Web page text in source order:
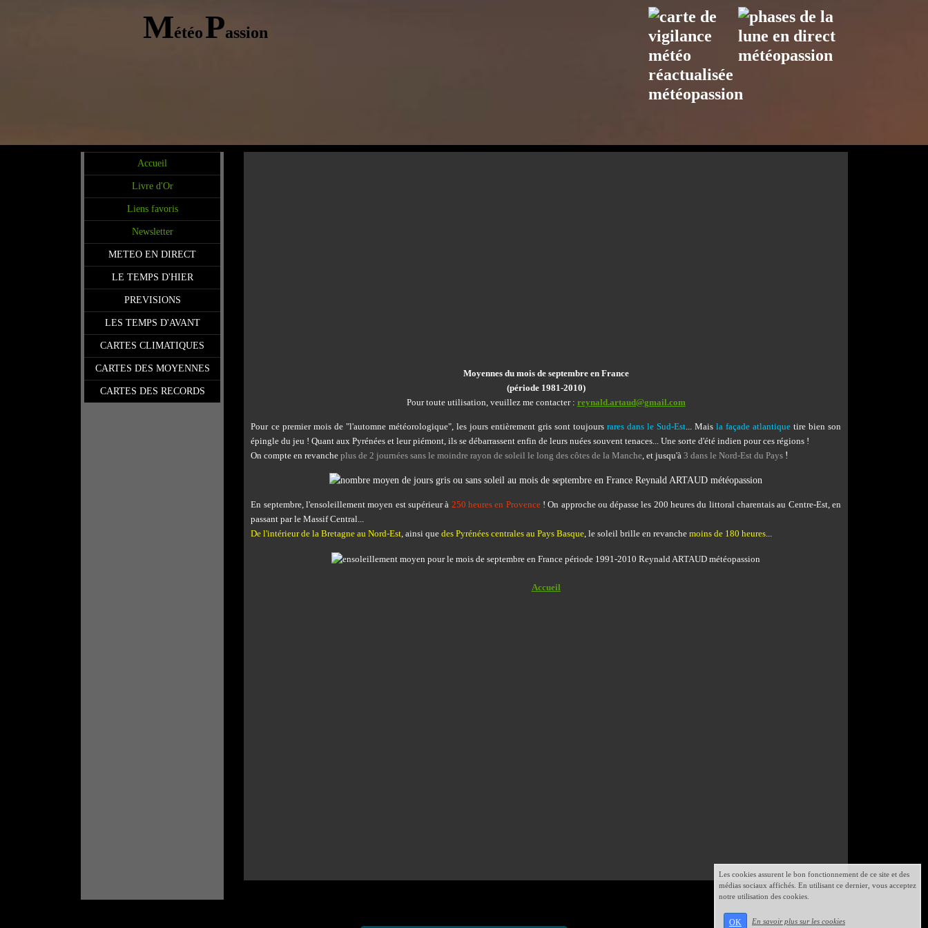
MétéoPassion
Accueil
Livre d'Or
Liens favoris
Newsletter
METEO EN DIRECT
LE TEMPS D'HIER
PREVISIONS
LES TEMPS D'AVANT
CARTES CLIMATIQUES
CARTES DES MOYENNES
CARTES DES RECORDS
Moyennes du mois de septembre en France
(période 1981-2010)
Pour toute utilisation, veuillez me contacter : reynald.artaud@gmail.com
Pour ce premier mois de "l'automne météorologique", les jours entièrement gris sont toujours rares dans le Sud-Est... Mais la façade atlantiquetire bien son
épingle du jeu ! Quant aux Pyrénées et leur piémont, ils se débarrassent enfin de leurs nuées souvent tenaces... Une sorte d'été indien pour ces régions !
On compte en revancheplus de 2 journées sans le moindre rayon de soleil le long des côtes de la Manche,et jusqu'à3dans le Nord-Est du Pays !
En septembre, l'ensoleillement moyen est supérieur à 250 heures en Provence !On approche ou dépasse les 200 heures du littoral charentais au Centre-Est, en
passant par le Massif Central...
De l'intérieur de la Bretagne au Nord-Est, ainsi quedes Pyrénées centrales au Pays Basque, le soleil brille en revanchemoins de 180 heures...
Accueil
Les cookies assurent le bon fonctionnement de ce site et des
médias sociaux affichés. En utilisant ce dernier, vous acceptez
notre utilisation des cookies.
OK En savoir plus sur les cookies